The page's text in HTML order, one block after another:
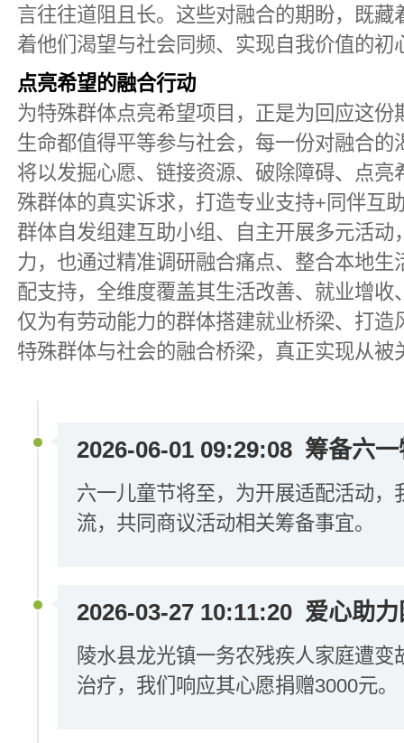
言往往道阻且长。这些对融合的期盼，既
着他们渴望与社会同频、实现自我价值的初
点亮希望的融合行动
为特殊群体点亮希望项目，正是为回应这
生命都值得平等参与社会，每一份对融合
将以发掘心愿、链接资源、破除障碍、点
殊群体的真实诉求，打造专业支持+同伴互
群体自发组建互助小组、自主开展多元活动
力，也通过精准调研融合痛点、整合本地
配支持，全维度覆盖其生活改善、就业增
仅为有劳动能力的群体搭建就业桥梁、打
特殊群体与社会的融合桥梁，真正实现从被
2026-06-01 09:29:08 筹备六
六一儿童节将至，为开展适配活动，
流，共同商议活动相关筹备事宜。
2026-03-27 10:11:20 爱心助
陵水县龙光镇一务农残疾人家庭遭
治疗，我们响应其心愿捐赠3000元。